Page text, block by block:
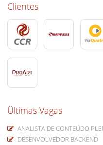
Clientes
Ültimas Vagas
ANALISTA DE CONTEÚDO
DESENVOLVEDOR BACKEND